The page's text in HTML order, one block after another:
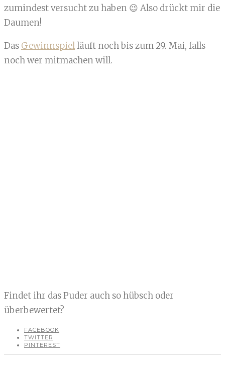
zumindest versucht zu haben 😉 Also drückt mir die
Daumen!
Das Gewinnspielläuft noch bis zum 29. Mai, falls
noch wer mitmachen will.
Findet ihr das Puder auch so hübsch oder
überbewertet?
FACEBOOK
TWITTER
PINTEREST